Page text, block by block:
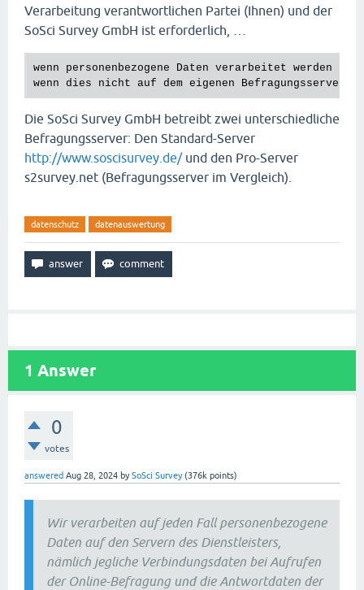
Verarbeitung verantwortlichen Partei (Ihnen) und der
SoSci Survey GmbH ist erforderlich, …
wenn personenbezogene Daten verarbeitet werden und
Die SoSci Survey GmbH betreibt zwei unterschiedliche
Befragungsserver: Den Standard-Server
http://www.soscisurvey.de/und den Pro-Server
s2survey.net (Befragungsserver im Vergleich).
datenschutz datenauswertung
1 Answer
0
votes
answered Aug 28, 2024 bySoSci Survey (376k points)
Wir verarbeiten auf jeden Fall personenbezogene
Daten auf den Servern des Dienstleisters,
nämlich jegliche Verbindungsdaten bei Aufrufen
der Online-Befragung und die Antwortdaten der